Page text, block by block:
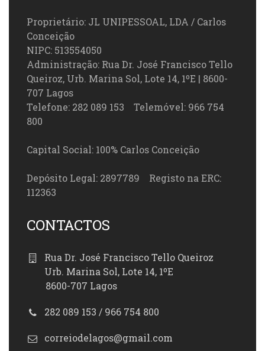
Proprietário: JL UNIPESSOAL, LDA / Carlos
Conceição
NIPC: 513554050
Administração: Rua Dr. José Francisco Tello
Queiroz, Urb. Marina Sol, Lote 14, 1ºE | 8600-
707 Lagos
Telefone: 282 089 153 Telemóvel: 966 754
800
Capital Social: 100% Carlos Conceição
Depósito Legal: 2897789 Registo na ERC:
112363
CONTACTOS
Rua Dr. José Francisco Tello Queiroz
Urb. Marina Sol, Lote 14, 1ºE
8600-707 Lagos
282 089 153 / 966 754 800
correiodelagos@gmail.com